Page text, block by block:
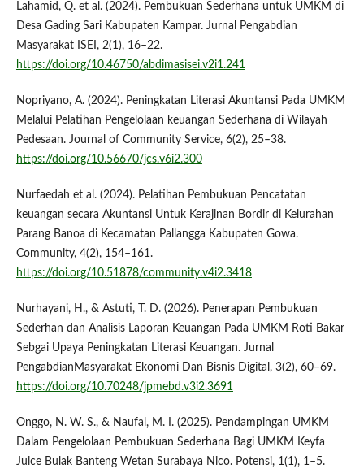
Lahamid, Q. et al. (2024). Pembukuan Sederhana untuk UMKM di
Desa Gading Sari Kabupaten Kampar. Jurnal Pengabdian
Masyarakat ISEI, 2(1), 16–22.
https://doi.org/10.46750/abdimasisei.v2i1.241
Nopriyano, A. (2024). Peningkatan Literasi Akuntansi Pada UMKM
Melalui Pelatihan Pengelolaan keuangan Sederhana di Wilayah
Pedesaan. Journal of Community Service, 6(2), 25–38.
https://doi.org/10.56670/jcs.v6i2.300
Nurfaedah et al. (2024). Pelatihan Pembukuan Pencatatan
keuangan secara Akuntansi Untuk Kerajinan Bordir di Kelurahan
Parang Banoa di Kecamatan Pallangga Kabupaten Gowa.
Community, 4(2), 154–161.
https://doi.org/10.51878/community.v4i2.3418
Nurhayani, H., & Astuti, T. D. (2026). Penerapan Pembukuan
Sederhan dan Analisis Laporan Keuangan Pada UMKM Roti Bakar
Sebgai Upaya Peningkatan Literasi Keuangan. Jurnal
PengabdianMasyarakat Ekonomi Dan Bisnis Digital, 3(2), 60–69.
https://doi.org/10.70248/jpmebd.v3i2.3691
Onggo, N. W. S., & Naufal, M. I. (2025). Pendampingan UMKM
Dalam Pengelolaan Pembukuan Sederhana Bagi UMKM Keyfa
Juice Bulak Banteng Wetan Surabaya Nico. Potensi, 1(1), 1–5.